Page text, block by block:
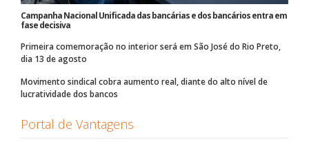
Campanha Nacional Unificada das bancárias e dos bancários entra em
fase decisiva
Primeira comemoração no interior será em São José do Rio Preto,
dia 13 de agosto
Movimento sindical cobra aumento real, diante do alto nível de
lucratividade dos bancos
Portal de Vantagens